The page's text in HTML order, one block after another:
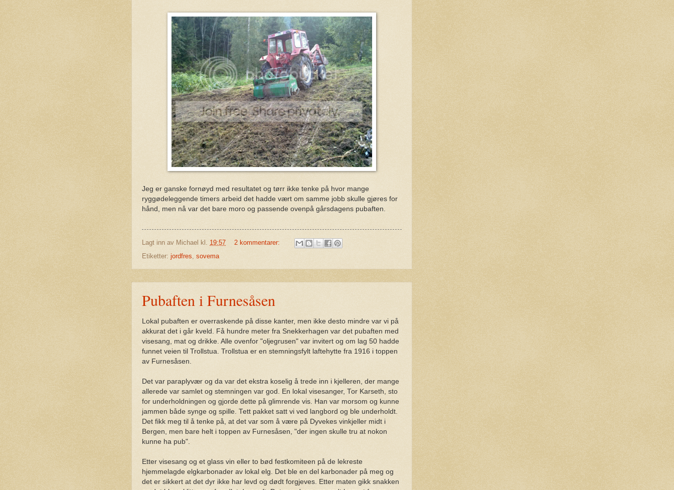
Jeg er ganske fornøyd med resultatet og tørr ikke tenke på hvor mange
ryggødeleggende timers arbeid det hadde vært om samme jobb skulle gjøres for
hånd, men nå var det bare moro og passende ovenpå gårsdagens pubaften.
Lagt inn av Michael kl. 19:57
2 kommentarer:
Etiketter: jordfres sovema
Pubaften i Furnesåsen
Lokal pubaften er overraskende på disse kanter, men ikke desto mindre var vi på
akkurat det i går kveld. Få hundre meter fra Snekkerhagen var det pubaften med
visesang, mat og drikke. Alle ovenfor "oljegrusen" var invitert og om lag 50 hadde
funnet veien til Trollstua. Trollstua er en stemningsfylt laftehytte fra 1916 i toppen
av Furnesåsen.
Det var paraplyvær og da var det ekstra koselig å trede inn i kjelleren, der mange
allerede var samlet og stemningen var god. En lokal visesanger, Tor Karseth, sto
for underholdningen og gjorde dette på glimrende vis. Han var morsom og kunne
jammen både synge og spille. Tett pakket satt vi ved langbord og ble underholdt.
Det fikk meg til å tenke på, at det var som å være på Dyvekes vinkjeller midt i
Bergen, men bare helt i toppen av Furnesåsen, "der ingen skulle tru at nokon
kunne ha pub".
Etter visesang og et glass vin eller to bød festkomiteen på de lekreste
hjemmelagde elgkarbonader av lokal elg. Det ble en del karbonader på meg og
det er sikkert at det dyr ikke har levd og dødt forgjeves. Etter maten gikk snakken